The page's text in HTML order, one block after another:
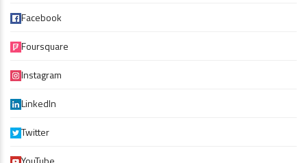
Facebook
Foursquare
Instagram
LinkedIn
Twitter